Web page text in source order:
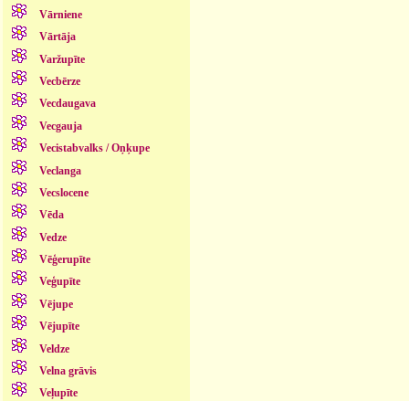
Vārniene
Vārtāja
Varžupīte
Vecbērze
Vecdaugava
Vecgauja
Vecistabvalks / Oņķupe
Veclanga
Vecslocene
Vēda
Vedze
Vēģerupīte
Veģupīte
Vējupe
Vējupīte
Veldze
Velna grāvis
Veļupīte